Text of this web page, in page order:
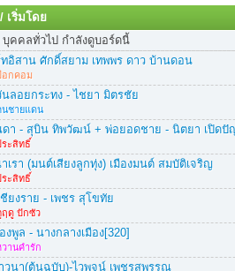
/ เริ่มโดย
คคลทั่วไป กำลังดูบอร์ดนี้
อิสาน ศักดิ์สยาม เทพพร ดาว บ้านดอน
อกคอม
ลอยกระทง - ไชยา มิตรชัย
นชายแดน
ดา - สุบิน ทิพวัฒน์ + พ่อยอดชาย - นิตยา เปิด
ระสิทธิ์
เรา (มนต์เสียงลูกทุ่ง) เมืองมนต์ สมบัติเจริญ
ระสิทธิ์
ยงราย - เพชร สุโขทัย
ฤดู ปักซัว
พูล - นางกลางเมือง[320]
านคำรัก
นา(ต้นฉบับ)-ไวพจน์ เพชรสุพรรณ